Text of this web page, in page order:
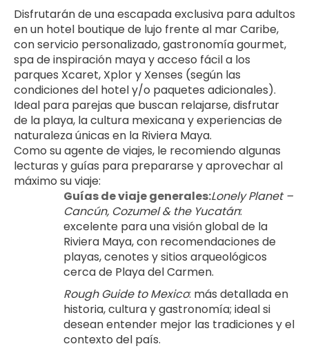
Disfrutarán de una escapada exclusiva para adultos
en un hotel boutique de lujo frente al mar Caribe,
con servicio personalizado, gastronomía gourmet,
spa de inspiración maya y acceso fácil a los
parques Xcaret, Xplor y Xenses (según las
condiciones del hotel y/o paquetes adicionales).
Ideal para parejas que buscan relajarse, disfrutar
de la playa, la cultura mexicana y experiencias de
naturaleza únicas en la Riviera Maya.
Como su agente de viajes, le recomiendo algunas
lecturas y guías para prepararse y aprovechar al
máximo su viaje:
Guías de viaje generales:Lonely Planet –
Cancún, Cozumel & the Yucatán:
excelente para una visión global de la
Riviera Maya, con recomendaciones de
playas, cenotes y sitios arqueológicos
cerca de Playa del Carmen.
Rough Guide to Mexico: más detallada en
historia, cultura y gastronomía; ideal si
desean entender mejor las tradiciones y el
contexto del país.